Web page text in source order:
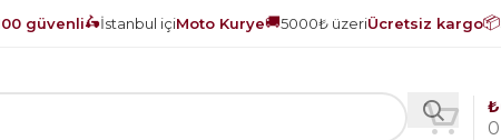
güvenli🛵İstanbul içiMoto Kurye🚚5000₺ üzeriÜcretsiz kargo📦
0
₺